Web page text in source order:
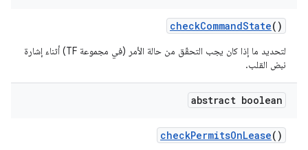
checkCommandState()
لتحديد ما إذا كان يجب التحقّق من حالة الأمر (في مجموعة TF) أثناء إشارة
نبض القلب.
abstract boolean
checkPermitsOnLease()